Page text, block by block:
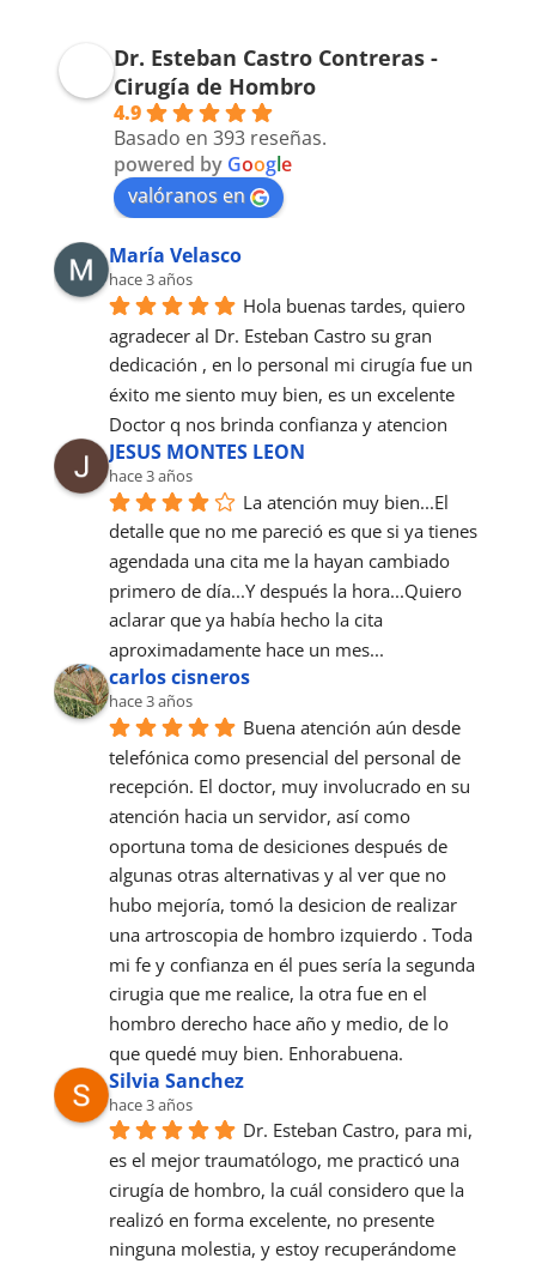
Dr. Esteban Castro Contreras -
Cirugía de Hombro
4.9
Basado en 393 reseñas.
powered by Google
valóranos en
María Velasco
hace 3 años
Hola buenas tardes, quiero
agradecer al Dr. Esteban Castro su gran
dedicación , en lo personal mi cirugía fue un
éxito me siento muy bien, es un excelente
Doctor q nos brinda confianza y atencion
JESUS MONTES LEON
hace 3 años
La atención muy bien...El
detalle que no me pareció es que si ya tienes
agendada una cita me la hayan cambiado
primero de día...Y después la hora...Quiero
aclarar que ya había hecho la cita
aproximadamente hace un mes...
carlos cisneros
hace 3 años
Buena atención aún desde
telefónica como presencial del personal de
recepción. El doctor, muy involucrado en su
atención hacia un servidor, así como
oportuna toma de desiciones después de
algunas otras alternativas y al ver que no
hubo mejoría, tomó la desicion de realizar
una artroscopia de hombro izquierdo . Toda
mi fe y confianza en él pues sería la segunda
cirugia que me realice, la otra fue en el
hombro derecho hace año y medio, de lo
que quedé muy bien. Enhorabuena.
Silvia Sanchez
hace 3 años
Dr. Esteban Castro, para mi,
es el mejor traumatólogo, me practicó una
cirugía de hombro, la cuál considero que la
realizó en forma excelente, no presente
ninguna molestia, y estoy recuperándome